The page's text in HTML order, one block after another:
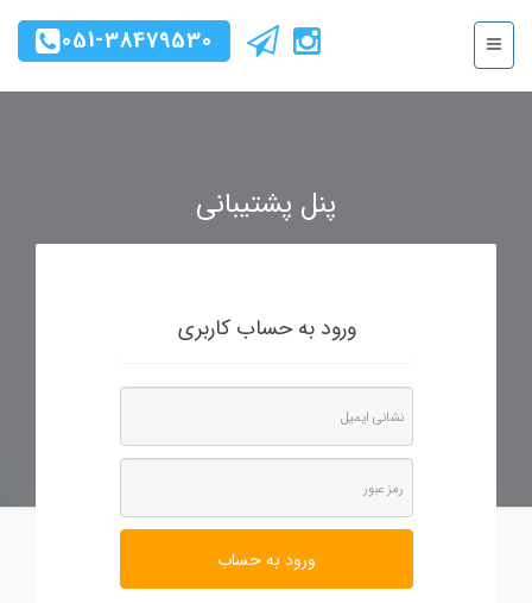
051-38479530
پنل پشتیبانی
ورود به حساب کاربری
ورود به حساب